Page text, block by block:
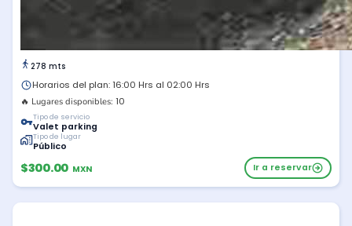
278 mts
Horarios del plan: 16:00 Hrs al 02:00 Hrs
🔥 Lugares disponibles: 10
Tipo de servicio
Valet parking
Tipo de lugar
Público
$300.00 MXN Ir a reservar